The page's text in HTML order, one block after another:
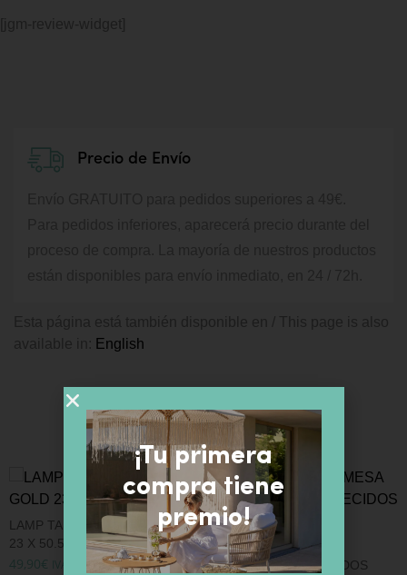
Precio de Envío
English
PRODUCTOS SIMILARES
LAMP TABLE BLACK-GOLD 23 X
23 X 50.50 CM
49,90€
LÁMPARA SOBREMESA
ELEFANTES ENVEJECIDOS
¡Tu primera
compra tiene
premio!